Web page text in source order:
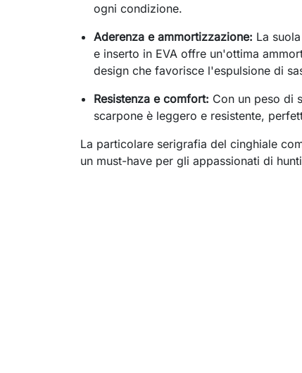
ogni condizione.
Aderenza e ammortizzazione: La
e inserto in EVA offre un'ottima
design che favorisce l'espulsione di
Resistenza e comfort: Con un peso di
scarpone è leggero e resistente,
La particolare serigrafia del cinghiale
un must-have per gli appassionati di